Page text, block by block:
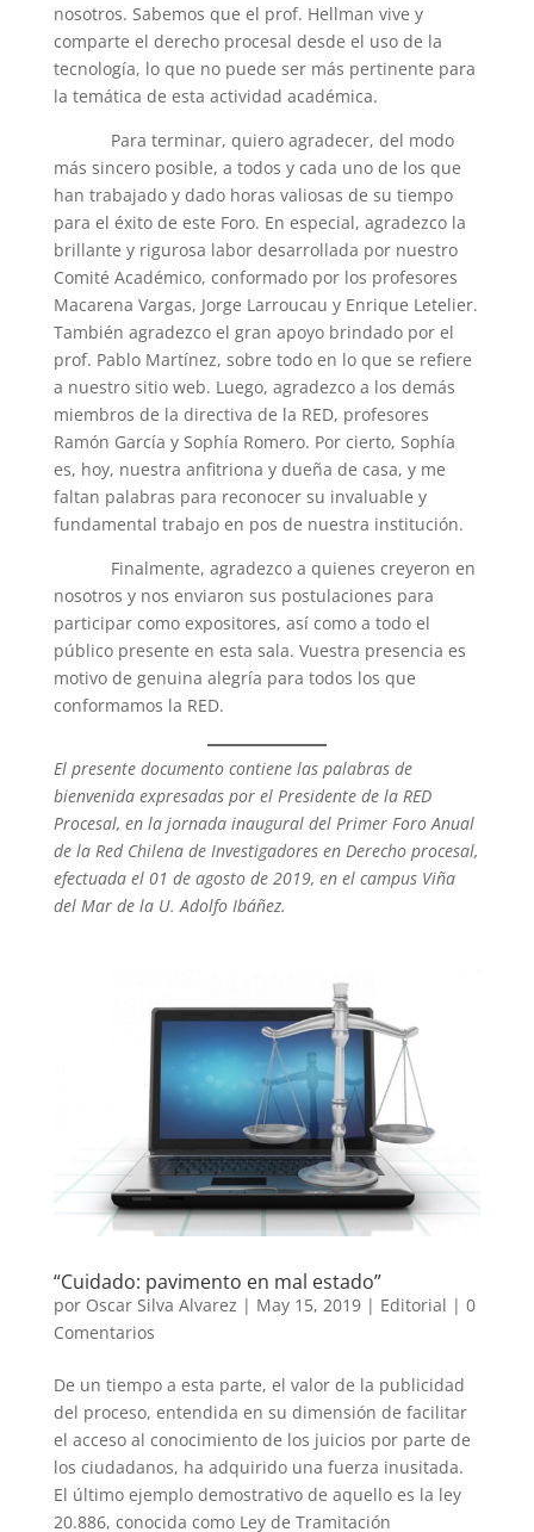
nosotros. Sabemos que el prof. Hellman vive y
comparte el derecho procesal desde el uso de la
tecnología, lo que no puede ser más pertinente para
la temática de esta actividad académica.
Para terminar, quiero agradecer, del modo
más sincero posible, a todos y cada uno de los que
han trabajado y dado horas valiosas de su tiempo
para el éxito de este Foro. En especial, agradezco la
brillante y rigurosa labor desarrollada por nuestro
Comité Académico, conformado por los profesores
Macarena Vargas, Jorge Larroucau y Enrique Letelier.
También agradezco el gran apoyo brindado por el
prof. Pablo Martínez, sobre todo en lo que se refiere
a nuestro sitio web. Luego, agradezco a los demás
miembros de la directiva de la RED, profesores
Ramón García y Sophía Romero. Por cierto, Sophía
es, hoy, nuestra anfitriona y dueña de casa, y me
faltan palabras para reconocer su invaluable y
fundamental trabajo en pos de nuestra institución.
Finalmente, agradezco a quienes creyeron en
nosotros y nos enviaron sus postulaciones para
participar como expositores, así como a todo el
público presente en esta sala. Vuestra presencia es
motivo de genuina alegría para todos los que
conformamos la RED.
El presente documento contiene las palabras de
bienvenida expresadas por el Presidente de la RED
Procesal, en la jornada inaugural del Primer Foro Anual
de la Red Chilena de Investigadores en Derecho procesal,
efectuada el 01 de agosto de 2019, en el campus Viña
del Mar de la U. Adolfo Ibáñez.
“Cuidado: pavimento en mal estado”
por Oscar Silva Alvarez | May 15, 2019| Editorial | 0
Comentarios
De un tiempo a esta parte, el valor de la publicidad
del proceso, entendida en su dimensión de facilitar
el acceso al conocimiento de los juicios por parte de
los ciudadanos, ha adquirido una fuerza inusitada.
El último ejemplo demostrativo de aquello es la ley
20.886, conocida como Ley de Tramitación